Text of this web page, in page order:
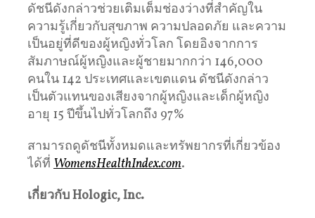
ดัชนีดังกล่าวช่วยเติมเต็มช่องว่างที่สำคัญใน
ความรู้เกี่ยวกับสุขภาพ ความปลอดภัย และความ
เป็นอยู่ที่ดีของผู้หญิงทั่วโลก โดยอิงจากการ
สัมภาษณ์ผู้หญิงและผู้ชายมากกว่า 146,000
คนใน 142 ประเทศและเขตแดน ดัชนีดังกล่าว
เป็นตัวแทนของเสียงจากผู้หญิงและเด็กผู้หญิง
อายุ 15 ปีขึ้นไปทั่วโลกถึง 97%
สามารถดูดัชนีทั้งหมดและทรัพยากรที่เกี่ยวข้อง
ได้ที่ WomensHealthIndex.com.
เกี่ยวกับ Hologic, Inc.